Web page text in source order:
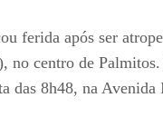
ferida após ser
no centro de
das 8h48, na Avenida